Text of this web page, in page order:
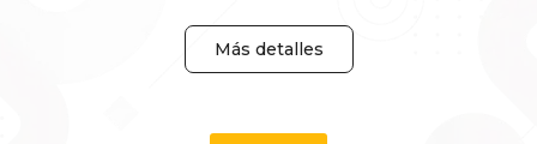
Más detalles